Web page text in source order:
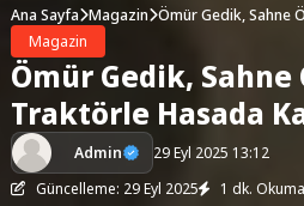
Ana Sayfa Magazin Ömür Gedik, Sahne
Magazin
Ömür Gedik, Sahne
Traktörle Hasada
Admin
29 Eyl 2025 13:12
Güncelleme: 29 Eyl 2025
1 dk.